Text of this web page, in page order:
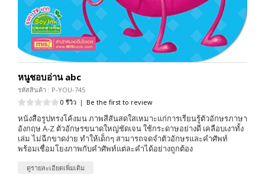
หนูชอบอ่าน abc
รหัสสินค้า : P-YOU-745
0 รีวิว | Be the first to review
หนังสือรูปทรงโค้งมน ภาพสีสันสดใสเหมาะแก่การเรียนรู้ตัวอักษรภาษา
อังกฤษ A-Z ตัวอักษรขนาดใหญ่ชัดเจน ใช้กระดาษอย่างดี เคลือบเงาทั้ง
เล่ม ไม่ฉีกขาดง่าย ทำให้เด็กๆ สามารถจดจำตัวอักษรและคำศัพท์
พร้อมเชื่อมโยงภาพกับคำศัพท์แต่ละคำได้อย่างถูกต้อง
ดูรายละเอียดเพิ่มเติม